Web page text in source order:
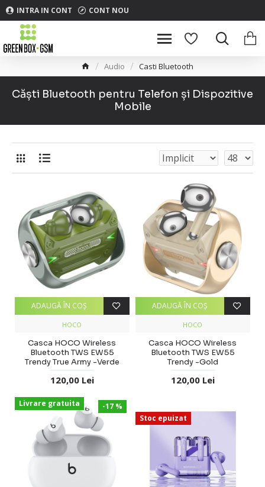
INTRA IN CONT CONT NOU
Audio Casti Bluetooth
Căști Bluetooth pentru Telefon și Dispozitive
Mobile
HOCO
Casca HOCO Wireless
Bluetooth TWS EW55
Trendy True Army -Verde
120,00 Lei
ADAUGĂ ÎN COŞ
HOCO
Casca HOCO Wireless
Bluetooth TWS EW55
Trendy -Gold
120,00 Lei
ADAUGĂ ÎN COŞ
Livrare gratuita -17 %
Stoc epuizat